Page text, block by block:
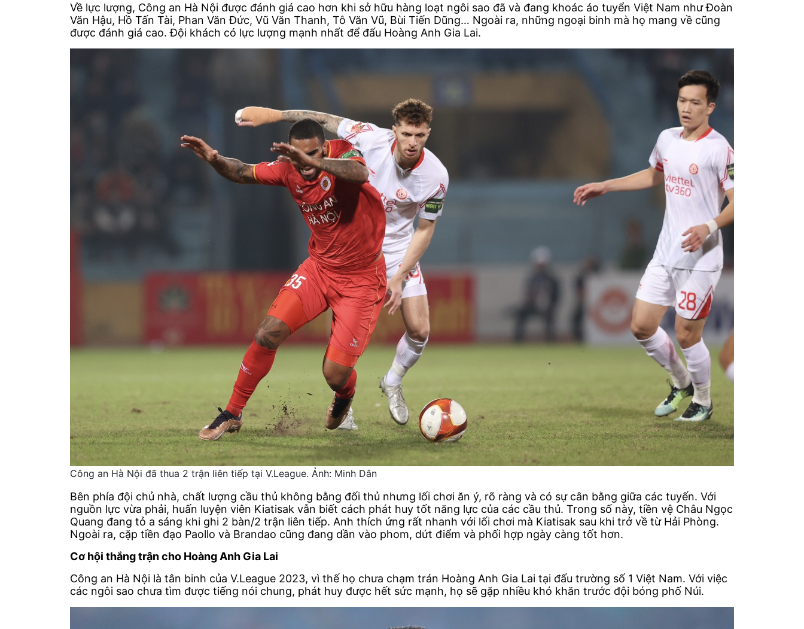
Về lực lượng, Công an Hà Nội được đánh giá cao hơn khi sở hữu hàng loạt ngôi sao đã và đang khoác áo tuyển Việt Nam như Đoàn
Văn Hậu, Hồ Tấn Tài, Phan Văn Đức, Vũ Văn Thanh, Tô Văn Vũ, Bùi Tiến Dũng… Ngoài ra, những ngoại binh mà họ mang về cũng
được đánh giá cao. Đội khách có lực lượng mạnh nhất để đấu Hoàng Anh Gia Lai.
Công an Hà Nội đã thua 2 trận liên tiếp tại V.League. Ảnh: Minh Dân
Bên phía đội chủ nhà, chất lượng cầu thủ không bằng đối thủ nhưng lối chơi ăn ý, rõ ràng và có sự cân bằng giữa các tuyến. Với
nguồn lực vừa phải, huấn luyện viên Kiatisak vẫn biết cách phát huy tốt năng lực của các cầu thủ. Trong số này, tiền vệ Châu Ngọc
Quang đang tỏ a sáng khi ghi 2 bàn/2 trận liên tiếp. Anh thích ứng rất nhanh với lối chơi mà Kiatisak sau khi trở về từ Hải Phòng.
Ngoài ra, cặp tiền đạo Paollo và Brandao cũng đang dần vào phom, dứt điểm và phối hợp ngày càng tốt hơn.
Cơ hội thắng trận cho Hoàng Anh Gia Lai
Công an Hà Nội là tân binh của V.League 2023, vì thế họ chưa chạm trán Hoàng Anh Gia Lai tại đấu trường số 1 Việt Nam. Với việc
các ngôi sao chưa tìm được tiếng nói chung, phát huy được hết sức mạnh, họ sẽ gặp nhiều khó khăn trước đội bóng phố Núi.